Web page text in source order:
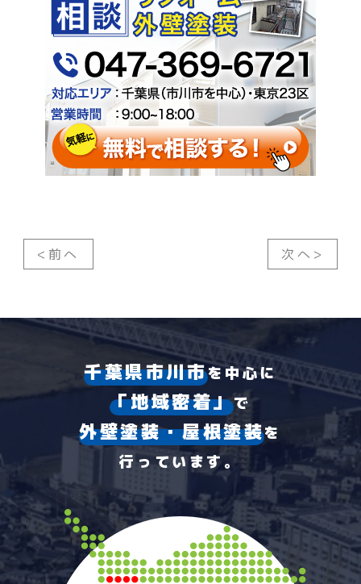
<前へ 次へ>
千葉県市川市を中心に
「地域密着」で
外壁塗装・屋根塗装を
行っています。